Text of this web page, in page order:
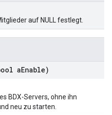
auf NULL festlegt.
aEnable)
BDX-Servers, ohne ihn
neu zu starten.